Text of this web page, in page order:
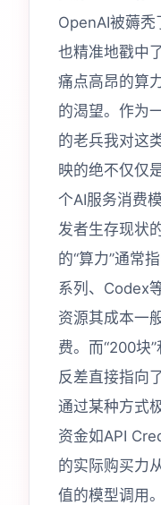
OpenAI被薅秃
也精准地戳中
痛点高昂的算
的渴望。作为
的老兵我对这
映的绝不仅仅
个AI服务消费
发者生存现状
的“算力”通常
系列、Codex
资源其成本一
费。而“200块
反差直接指向
通过某种方式
资金如API
的实际购买力
值的模型调用